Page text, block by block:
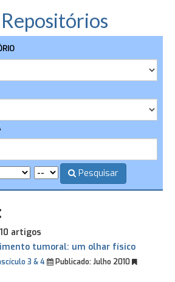
Pesquisar
artigos
tumoral: um olhar físico
3 & 4 Publicado:Julho 2010